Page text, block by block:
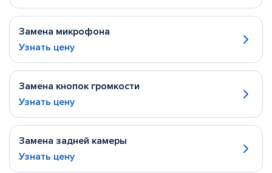
Замена микрофона
Узнать цену
Замена кнопок громкости
Узнать цену
Замена задней камеры
Узнать цену